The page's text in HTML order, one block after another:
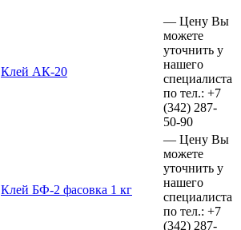
Клей АК-20
— Цену Вы
можете
уточнить у
нашего
специалиста
по тел.: +7
(342) 287-
50-90
Клей БФ-2 фасовка 1 кг
— Цену Вы
можете
уточнить у
нашего
специалиста
по тел.: +7
(342) 287-